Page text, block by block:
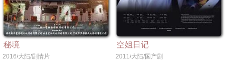
秘境
2016/大陆/剧情片
空姐日记
2011/大陆/国产剧